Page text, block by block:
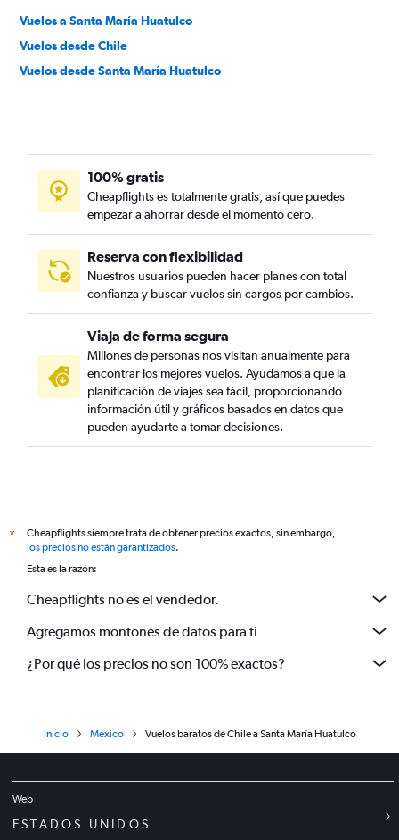
Vuelos a Santa María Huatulco
Vuelos desde Chile
Vuelos desde Santa María Huatulco
100% gratis
Cheapflights es totalmente gratis, así que puedes
empezar a ahorrar desde el momento cero.
Reserva con flexibilidad
Nuestros usuarios pueden hacer planes con total
confianza y buscar vuelos sin cargos por cambios.
Viaja de forma segura
Millones de personas nos visitan anualmente para
encontrar los mejores vuelos. Ayudamos a que la
planificación de viajes sea fácil, proporcionando
información útil y gráficos basados en datos que
pueden ayudarte a tomar decisiones.
*
Cheapflights siempre trata de obtener precios exactos, sin embargo,
los precios no están garantizados.
Esta es la razón:
Cheapflights no es el vendedor.
Agregamos montones de datos para ti
¿Por qué los precios no son 100% exactos?
Inicio México Vuelos baratos de Chile a Santa María Huatulco
Web
ESTADOS UNIDOS